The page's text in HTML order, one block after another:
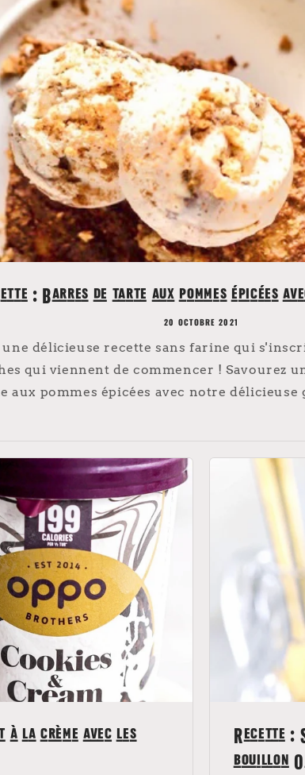
: Barres de tarte aux pommes épicées
20 OCTOBRE 2021
une délicieuse recette sans farine qui
qui viennent de commencer ! Savourez
aux pommes épicées avec notre délicieuse
la crème avec les
Recette :
bouillon